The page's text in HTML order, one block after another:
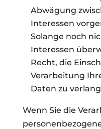
Abwägung
Interessen
Solange noch
Interessen
Recht, die
Verarbeitung
Daten zu
Wenn Sie die